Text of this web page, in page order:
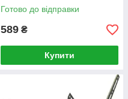
Готово до відправки
589 ₴
Купити